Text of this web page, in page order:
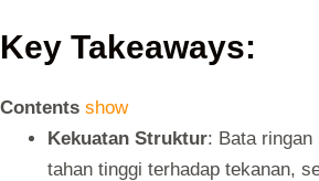
Key Takeaways:
Contents show
Kekuatan Struktur: Bata ringan
tahan tinggi terhadap tekanan,